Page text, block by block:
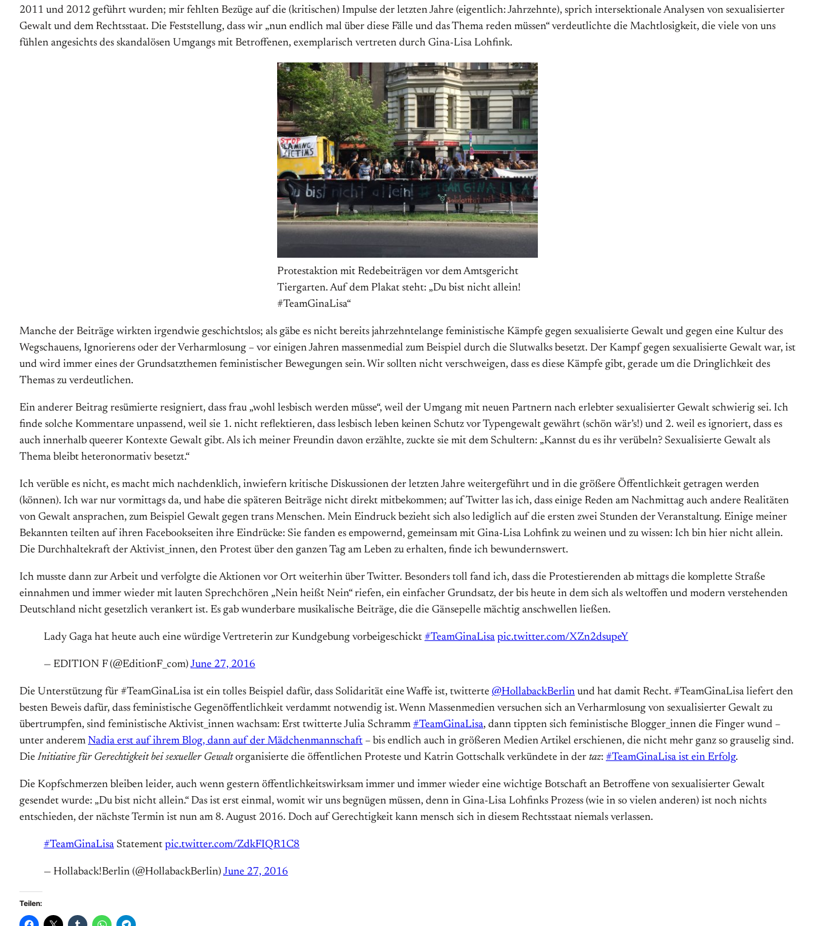
2011 und 2012 geführt wurden; mir fehlten Bezüge auf die (kritischen) Impulse der letzten Jahre (eigentlich: Jahrzehnte), sprich intersektionale Analysen von sexualisierter
Gewalt und dem Rechtsstaat. Die Feststellung, dass wir „nun endlich mal über diese Fälle und das Thema reden müssen“ verdeutlichte die Machtlosigkeit, die viele von uns
fühlen angesichts des skandalösen Umgangs mit Betroffenen, exemplarisch vertreten durch Gina-Lisa Lohfink.
Protestaktion mit Redebeiträgen vor dem Amtsgericht
Tiergarten. Auf dem Plakat steht: „Du bist nicht allein!
#TeamGinaLisa“
Manche der Beiträge wirkten irgendwie geschichtslos; als gäbe es nicht bereits jahrzehntelange feministische Kämpfe gegen sexualisierte Gewalt und gegen eine Kultur des
Wegschauens, Ignorierens oder der Verharmlosung – vor einigen Jahren massenmedial zum Beispiel durch die Slutwalks besetzt. Der Kampf gegen sexualisierte Gewalt war, ist
und wird immer eines der Grundsatzthemen feministischer Bewegungen sein. Wir sollten nicht verschweigen, dass es diese Kämpfe gibt, gerade um die Dringlichkeit des
Themas zu verdeutlichen.
Ein anderer Beitrag resümierte resigniert, dass frau „wohl lesbisch werden müsse“, weil der Umgang mit neuen Partnern nach erlebter sexualisierter Gewalt schwierig sei. Ich
finde solche Kommentare unpassend, weil sie 1. nicht reflektieren, dass lesbisch leben keinen Schutz vor Typengewalt gewährt (schön wär’s!) und 2. weil es ignoriert, dass es
auch innerhalb queerer Kontexte Gewalt gibt. Als ich meiner Freundin davon erzählte, zuckte sie mit dem Schultern: „Kannst du es ihr verübeln? Sexualisierte Gewalt als
Thema bleibt heteronormativ besetzt.“
Ich verüble es nicht, es macht mich nachdenklich, inwiefern kritische Diskussionen der letzten Jahre weitergeführt und in die größere Öffentlichkeit getragen werden
(können). Ich war nur vormittags da, und habe die späteren Beiträge nicht direkt mitbekommen; auf Twitter las ich, dass einige Reden am Nachmittag auch andere Realitäten
von Gewalt ansprachen, zum Beispiel Gewalt gegen trans Menschen. Mein Eindruck bezieht sich also lediglich auf die ersten zwei Stunden der Veranstaltung. Einige meiner
Bekannten teilten auf ihren Facebookseiten ihre Eindrücke: Sie fanden es empowernd, gemeinsam mit Gina-Lisa Lohfink zu weinen und zu wissen: Ich bin hier nicht allein.
Die Durchhaltekraft der Aktivist_innen, den Protest über den ganzen Tag am Leben zu erhalten, finde ich bewundernswert.
Ich musste dann zur Arbeit und verfolgte die Aktionen vor Ort weiterhin über Twitter. Besonders toll fand ich, dass die Protestierenden ab mittags die komplette Straße
einnahmen und immer wieder mit lauten Sprechchören „Nein heißt Nein“ riefen, ein einfacher Grundsatz, der bis heute in dem sich als weltoffen und modern verstehenden
Deutschland nicht gesetzlich verankert ist. Es gab wunderbare musikalische Beiträge, die die Gänsepelle mächtig anschwellen ließen.
Lady Gaga hat heute auch eine würdige Vertreterin zur Kundgebung vorbeigeschickt #TeamGinaLisa pic.twitter.com/XZn2dsupeY
— EDITION F (@EditionF_com) June 27, 2016
Die Unterstützung für #TeamGinaLisa ist ein tolles Beispiel dafür, dass Solidarität eine Waffe ist, twitterte @HollabackBerlin und hat damit Recht. #TeamGinaLisa liefert den
besten Beweis dafür, dass feministische Gegenöffentlichkeit verdammt notwendig ist. Wenn Massenmedien versuchen sich an Verharmlosung von sexualisierter Gewalt zu
übertrumpfen, sind feministische Aktivist_innen wachsam: Erst twitterte Julia Schramm #TeamGinaLisa, dann tippten sich feministische Blogger_innen die Finger wund –
unter anderem Nadia erst auf ihrem Blog, dann auf der Mädchenmannschaft – bis endlich auch in größeren Medien Artikel erschienen, die nicht mehr ganz so grauselig sind.
Die Initiative für Gerechtigkeit bei sexueller Gewaltorganisierte die öffentlichen Proteste und Katrin Gottschalk verkündete in der taz: #TeamGinaLisa ist ein Erfolg.
Die Kopfschmerzen bleiben leider, auch wenn gestern öffentlichkeitswirksam immer und immer wieder eine wichtige Botschaft an Betroffene von sexualisierter Gewalt
gesendet wurde: „Du bist nicht allein.“ Das ist erst einmal, womit wir uns begnügen müssen, denn in Gina-Lisa Lohfinks Prozess (wie in so vielen anderen) ist noch nichts
entschieden, der nächste Termin ist nun am 8. August 2016. Doch auf Gerechtigkeit kann mensch sich in diesem Rechtsstaat niemals verlassen.
#TeamGinaLisa Statement pic.twitter.com/ZdkFIQR1C8
— Hollaback!Berlin (@HollabackBerlin) June 27, 2016
Teilen: